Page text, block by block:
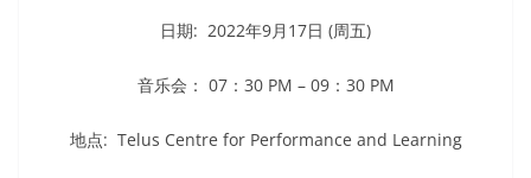
日期: 2022年9月17日 (周五)
音乐会： 07：30 PM – 09：30 PM
地点: Telus Centre for Performance and Learning